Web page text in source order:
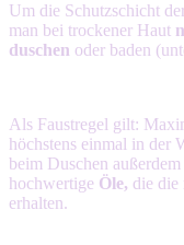
Um die Schutzschicht
man bei trockener Haut
duschen oder baden
Als Faustregel gilt:
höchstens einmal in der
beim Duschen
hochwertige Öle, die die
erhalten.